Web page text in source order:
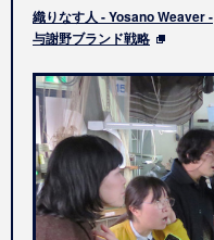
織りなす人 - Yosano Weaver -
与謝野ブランド戦略